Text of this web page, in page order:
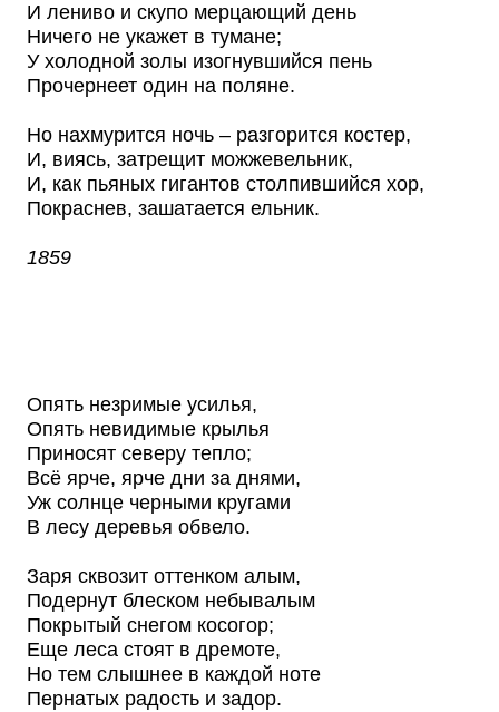
И лениво и скупо мерцающий день
Ничего не укажет в тумане;
У холодной золы изогнувшийся пень
Прочернеет один на поляне.
Но нахмурится ночь – разгорится костер,
И, виясь, затрещит можжевельник,
И, как пьяных гигантов столпившийся хор,
Покраснев, зашатается ельник.
1859
Опять незримые усилья,
Опять невидимые крылья
Приносят северу тепло;
Всё ярче, ярче дни за днями,
Уж солнце черными кругами
В лесу деревья обвело.
Заря сквозит оттенком алым,
Подернут блеском небывалым
Покрытый снегом косогор;
Еще леса стоят в дремоте,
Но тем слышнее в каждой ноте
Пернатых радость и задор.